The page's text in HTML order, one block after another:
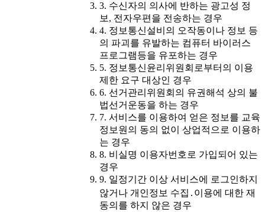
3. 수신자의 의사에 반하는 광고성 정
보, 전자우편을 전송하는 경우
4. 정보통신설비의 오작동이나 정보 등
의 파괴를 유발하는 컴퓨터 바이러스
프로그램등을 유포하는 경우
5. 정보통신윤리위원회로부터의 이용
제한 요구 대상인 경우
6. 선거관리위원회의 유권해석 상의 불
법선거운동을 하는 경우
7. 서비스를 이용하여 얻은 정보를 교육
정보원의 동의 없이 상업적으로 이용하
는 경우
8. 비실명 이용자번호로 가입되어 있는
경우
9. 일정기간 이상 서비스에 로그인하지
않거나 개인정보 수집․이용에 대한 재
동의를 하지 않은 경우